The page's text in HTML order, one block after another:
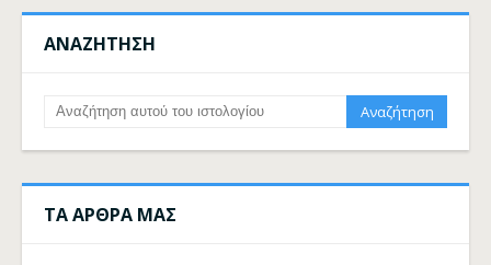
ΑΝΑΖΗΤΗΣΗ
ΤΑ ΑΡΘΡΑ ΜΑΣ